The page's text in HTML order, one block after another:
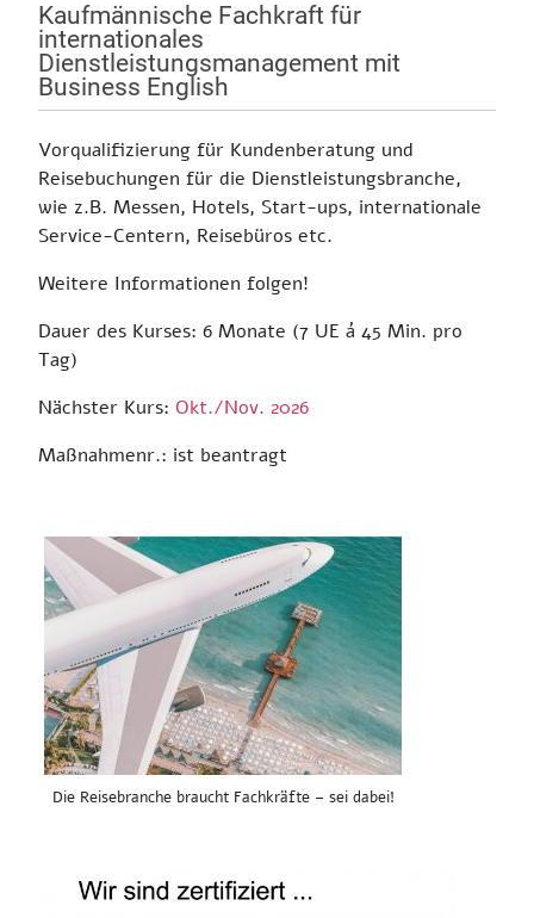
Kaufmännische Fachkraft für
internationales
Dienstleistungsmanagement mit
Business English
Vorqualifizierung für Kundenberatung und
Reisebuchungen für die Dienstleistungsbranche,
wie z.B. Messen, Hotels, Start-ups, internationale
Service-Centern, Reisebüros etc.
Weitere Informationen folgen!
Dauer des Kurses: 6 Monate (7 UE á 45 Min. pro
Tag)
Nächster Kurs: Okt./Nov. 2026
Maßnahmenr.: ist beantragt
Die Reisebranche braucht Fachkräfte – sei dabei!